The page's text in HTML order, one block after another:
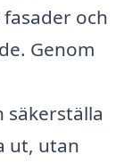
och
Genom
ut, utan